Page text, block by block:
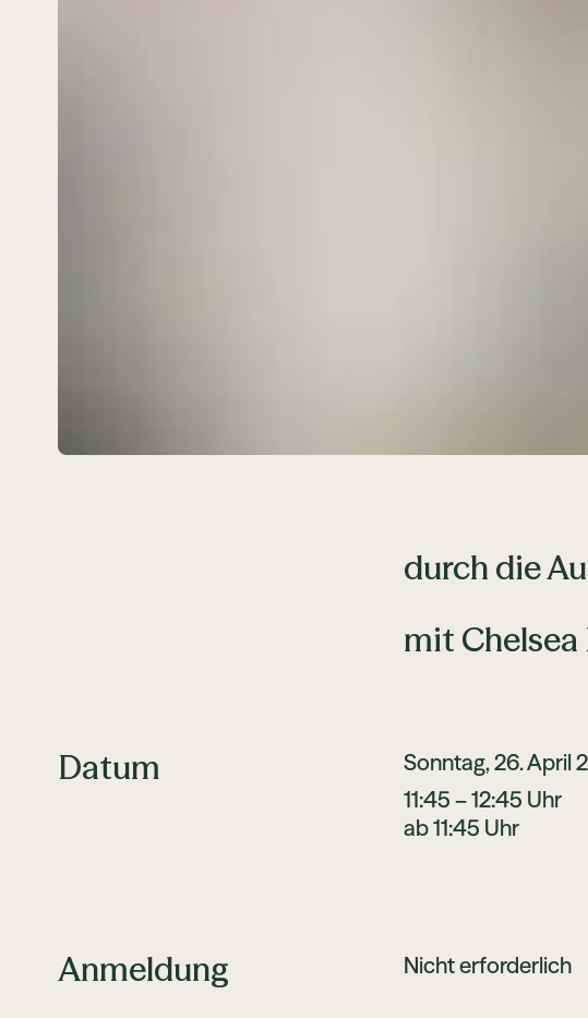
durch die
mit
Datum
Sonntag, 26. April
11:45 – 12:45 Uhr
ab 11:45 Uhr
Anmeldung Nicht erforderlich